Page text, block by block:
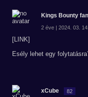
Kings Bounty fan
2 éve | 2024. 03.
[LINK]
Esély lehet egy
xCube 82